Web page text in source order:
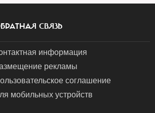
СВЯЗЬ
информация
рекламы
соглашение
мобильных устройств